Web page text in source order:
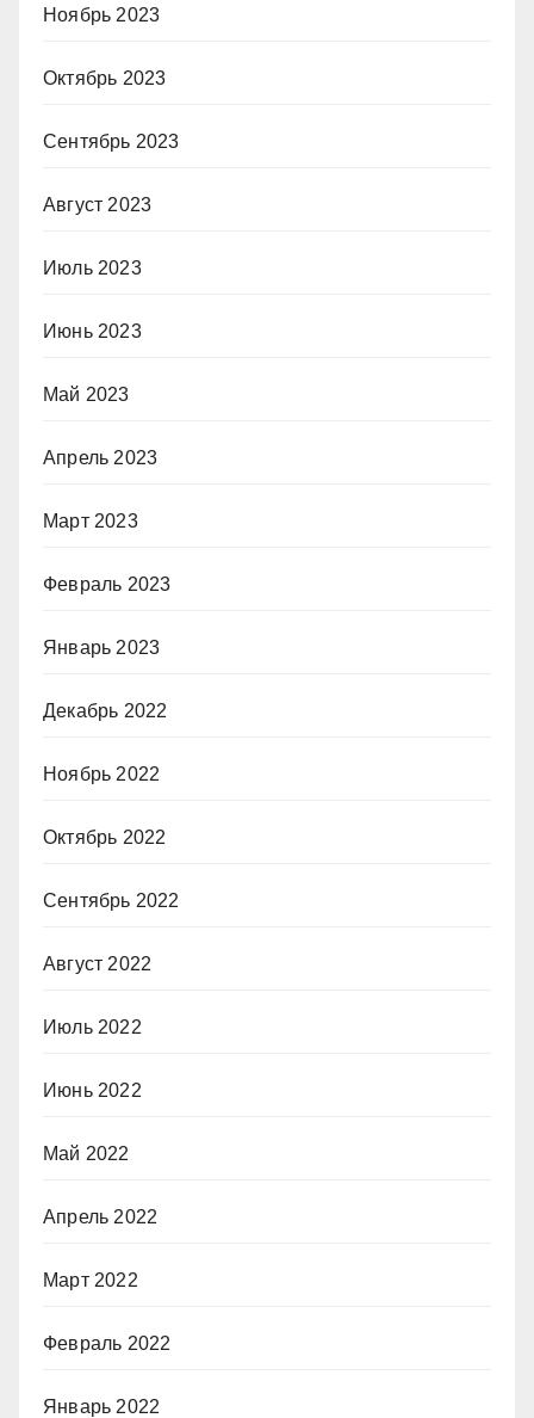
Ноябрь 2023
Октябрь 2023
Сентябрь 2023
Август 2023
Июль 2023
Июнь 2023
Май 2023
Апрель 2023
Март 2023
Февраль 2023
Январь 2023
Декабрь 2022
Ноябрь 2022
Октябрь 2022
Сентябрь 2022
Август 2022
Июль 2022
Июнь 2022
Май 2022
Апрель 2022
Март 2022
Февраль 2022
Январь 2022